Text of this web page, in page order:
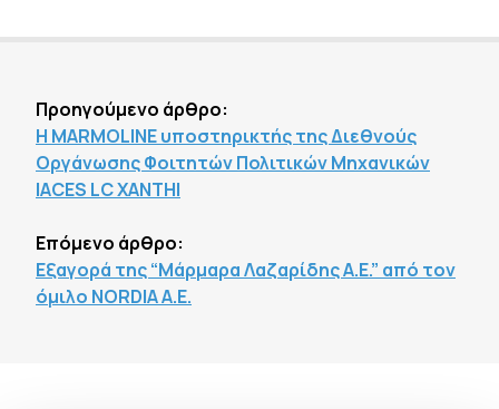
Προηγούμενο άρθρο:
Η MARMOLINE υποστηρικτής της Διεθνούς
Οργάνωσης Φοιτητών Πολιτικών Μηχανικών
IACES LC XANTHI
Επόμενο άρθρο:
Εξαγορά της “Μάρμαρα Λαζαρίδης Α.Ε.” από τον
όμιλο NORDIA A.E.